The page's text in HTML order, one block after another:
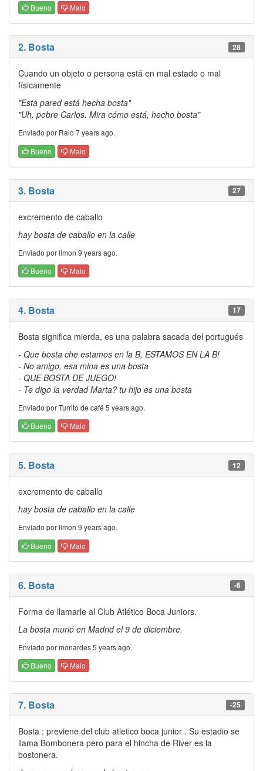
Bueno
Malo
2. Bosta 28
Cuando un objeto o persona está en mal estado o mal
físicamente
"Esta pared está hecha bosta"
"Uh, pobre Carlos. Mira cómo está, hecho bosta"
Enviado por Raio 7 years ago.
Bueno
Malo
3. Bosta 27
excremento de caballo
hay bosta de caballo en la calle
Enviado por limon 9 years ago.
Bueno
Malo
4. Bosta 17
Bosta significa mierda, es una palabra sacada del portugués
- Que bosta che estamos en la B, ESTAMOS EN LA B!
- No amigo, esa mina es una bosta
- QUE BOSTA DE JUEGO!
- Te digo la verdad Marta? tu hijo es una bosta
Enviado por Turrito de café 5 years ago.
Bueno
Malo
5. Bosta 12
excremento de caballo
hay bosta de caballo en la calle
Enviado por limon 9 years ago.
Bueno
Malo
6. Bosta -6
Forma de llamarle al Club Atlético Boca Juniors.
La bosta murió en Madrid el 9 de diciembre.
Enviado por monardes 5 years ago.
Bueno
Malo
7. Bosta -25
Bosta : previene del club atletico boca junior . Su estadio se
llama Bombonera pero para el hincha de River es la
bostonera.